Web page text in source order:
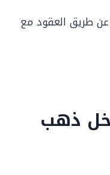
عن طريق العقود مع
ذهب